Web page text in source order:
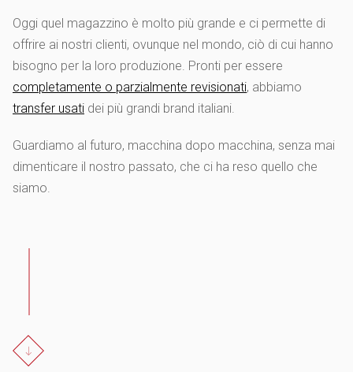
Oggi quel magazzino è molto più grande e ci permette di
offrire ai nostri clienti, ovunque nel mondo, ciò di cui hanno
bisogno per la loro produzione. Pronti per essere
completamente o parzialmente revisionati, abbiamo
transfer usati dei più grandi brand italiani.
Guardiamo al futuro, macchina dopo macchina, senza mai
dimenticare il nostro passato, che ci ha reso quello che
siamo.